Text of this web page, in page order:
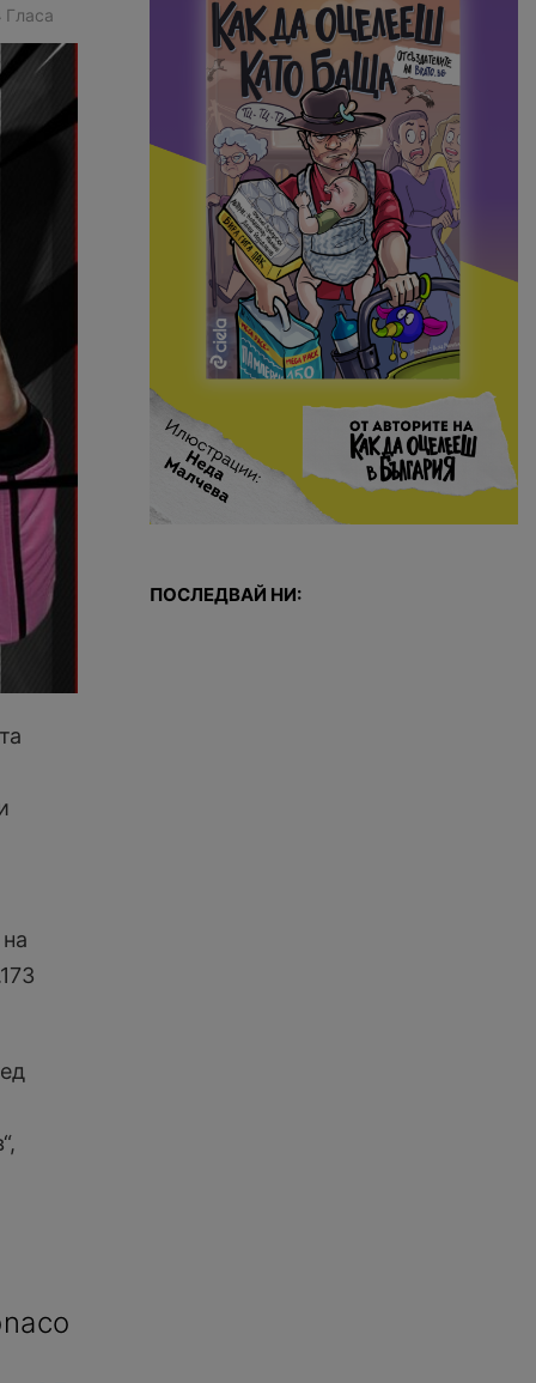
Гласа
ПОСЛЕДВАЙ НИ: